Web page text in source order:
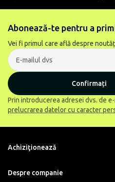
Abonează-te pentru a
Vei fi primul care află despre
Confirmați
Prin introducerea adresei dvs. de
prelucrarea datelor cu caracter
Achiziţionează
Despre companie